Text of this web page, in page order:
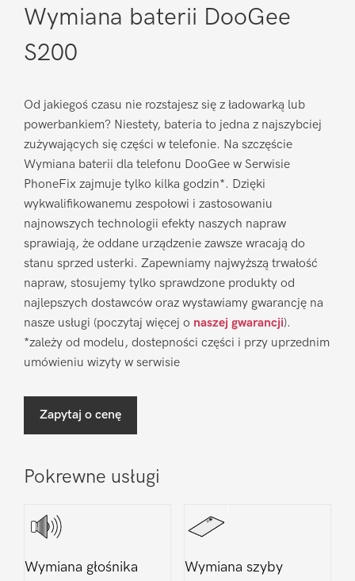
Wymiana baterii DooGee
S200
Od jakiegoś czasu nie rozstajesz się z ładowarką lub
powerbankiem? Niestety, bateria to jedna z najszybciej
zużywających się części w telefonie. Na szczęście
Wymiana baterii dla telefonu DooGee w Serwisie
PhoneFix zajmuje tylko kilka godzin*. Dzięki
wykwalifikowanemu zespołowi i zastosowaniu
najnowszych technologii efekty naszych napraw
sprawiają, że oddane urządzenie zawsze wracają do
stanu sprzed usterki. Zapewniamy najwyższą trwałość
napraw, stosujemy tylko sprawdzone produkty od
najlepszych dostawców oraz wystawiamy gwarancję na
nasze usługi (poczytaj więcej o naszej gwarancji).
*zależy od modelu, dostepności części i przy uprzednim
umówieniu wizyty w serwisie
Zapytaj o cenę
Pokrewne usługi
Wymiana głośnika
Wymiana szyby